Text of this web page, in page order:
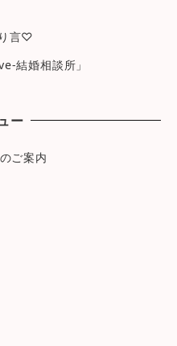
言♡
結婚相談所」
ー
ご案内